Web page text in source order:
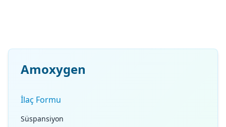
Amoxygen
İlaç Formu
Süspansiyon